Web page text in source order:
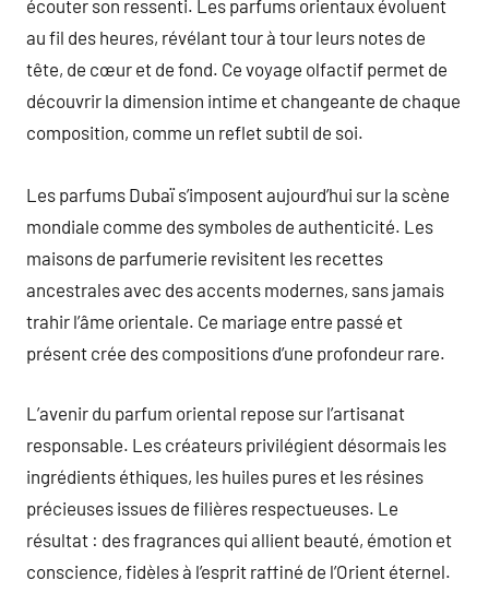
écouter son ressenti. Les parfums orientaux évoluent
au fil des heures, révélant tour à tour leurs notes de
tête, de cœur et de fond. Ce voyage olfactif permet de
découvrir la dimension intime et changeante de chaque
composition, comme un reflet subtil de soi.
Les parfums Dubaï s’imposent aujourd’hui sur la scène
mondiale comme des symboles de authenticité. Les
maisons de parfumerie revisitent les recettes
ancestrales avec des accents modernes, sans jamais
trahir l’âme orientale. Ce mariage entre passé et
présent crée des compositions d’une profondeur rare.
L’avenir du parfum oriental repose sur l’artisanat
responsable. Les créateurs privilégient désormais les
ingrédients éthiques, les huiles pures et les résines
précieuses issues de filières respectueuses. Le
résultat : des fragrances qui allient beauté, émotion et
conscience, fidèles à l’esprit raffiné de l’Orient éternel.